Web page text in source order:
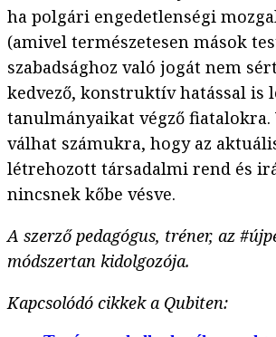
ha polgári engedetlenségi
(amivel természetesen mások
szabadsághoz való jogát nem
kedvező, konstruktív hatással is
tanulmányaikat végző fiatalokra.
válhat számukra, hogy az
létrehozott társadalmi rend és
nincsnek kőbe vésve.
A szerző pedagógus, tréner, az
módszertan kidolgozója.
Kapcsolódó cikkek a Qubiten: